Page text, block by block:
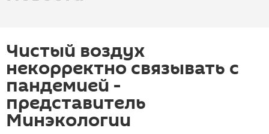
Чистый воздух
некорректно связывать с
пандемией -
представитель
Минэкологии